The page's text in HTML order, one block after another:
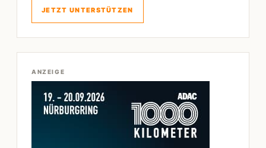
JETZT UNTERSTÜTZEN
ANZEIGE